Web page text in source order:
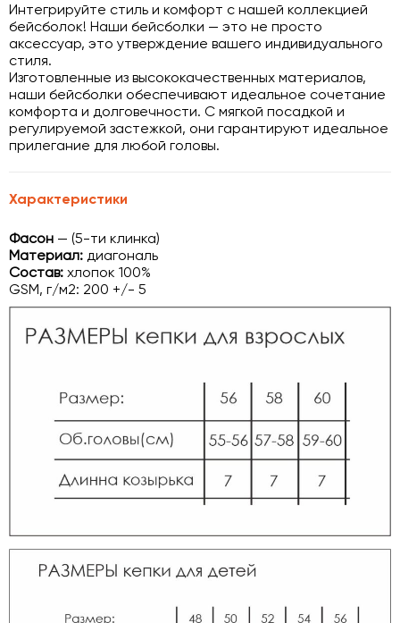
Интегрируйте стиль и комфорт с нашей коллекцией
бейсболок! Наши бейсболки — это не просто
аксессуар, это утверждение вашего индивидуального
стиля.
Изготовленные из высококачественных материалов,
наши бейсболки обеспечивают идеальное сочетание
комфорта и долговечности. С мягкой посадкой и
регулируемой застежкой, они гарантируют идеальное
прилегание для любой головы.
Характеристики
Фасон — (5-ти клинка)
Материал: диагональ
Состав: хлопок 100%
GSM, г/м2: 200 +/- 5